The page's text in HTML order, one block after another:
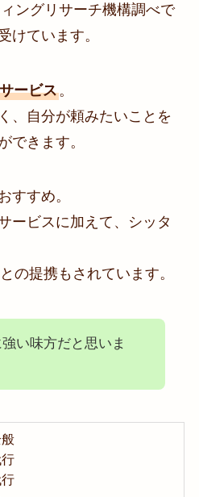
ングリサーチ機構調べで
けています。
ービス。
、自分が頼みたいことを
できます。
すすめ。
ービスに加えて、シッタ
の提携もされています。
い味方だと思いま